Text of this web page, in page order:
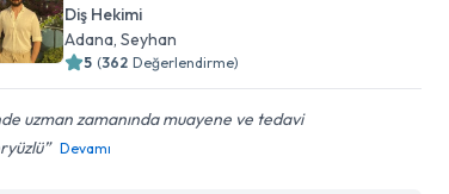
Diş Hekimi
Adana , Seyhan
5 (362 Değerlendirme)
uzman zamanında muayene ve tedavi
Devamı